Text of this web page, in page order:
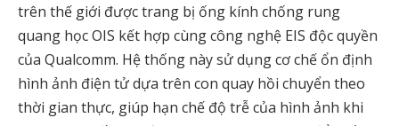
trên thế giới được trang bị ống kính chống rung
quang học OIS kết hợp cùng công nghệ EIS độc quyền
của Qualcomm. Hệ thống này sử dụng cơ chế ổn định
hình ảnh điện tử dựa trên con quay hồi chuyển theo
thời gian thực, giúp hạn chế độ trễ của hình ảnh khi